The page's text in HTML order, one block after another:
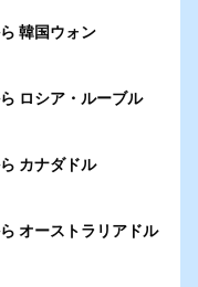
韓国ウォン
ロシア・ルーブル
カナダドル
オーストラリアドル